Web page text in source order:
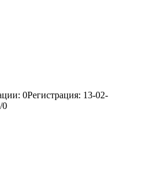
0Регистрация: 13-02-
0